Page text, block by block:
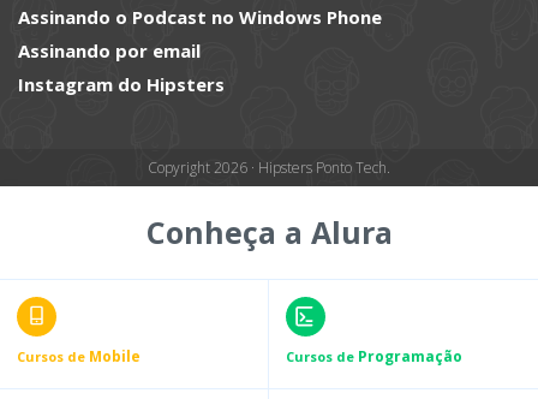
Assinando o Podcast no Windows Phone
Assinando por email
Instagram do Hipsters
Copyright 2026 · Hipsters Ponto Tech.
Conheça a Alura
Cursos de Mobile Cursos de Programação